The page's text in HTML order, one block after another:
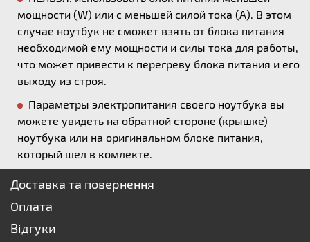
мощности (W) или с меньшей силой тока (А). В этом
случае ноутбук не сможет взять от блока питания
необходимой ему мощности и силы тока для работы,
что может привести к перегреву блока питания и его
выходу из строя.
Параметры электропитания своего ноутбука вы
можете увидеть на обратной стороне (крышке)
ноутбука или на оригинальном блоке питания,
который шел в комлекте.
Доставка та повернення
Оплата
Відгуки